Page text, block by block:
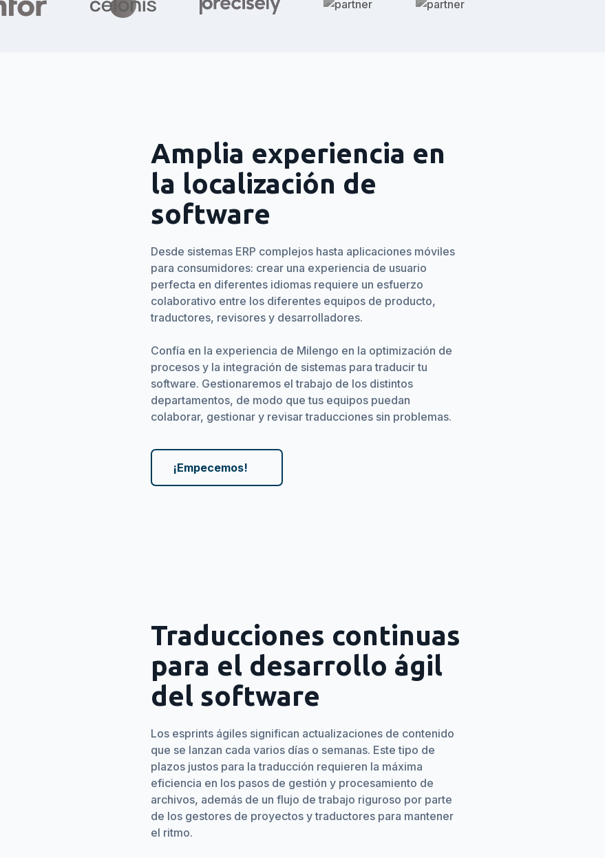
Amplia experiencia en
la localización de
software
Desde sistemas ERP complejos hasta aplicaciones móviles
para consumidores: crear una experiencia de usuario
perfecta en diferentes idiomas requiere un esfuerzo
colaborativo entre los diferentes equipos de producto,
traductores, revisores y desarrolladores.
Confía en la experiencia de Milengo en la optimización de
procesos y la integración de sistemas para traducir tu
software. Gestionaremos el trabajo de los distintos
departamentos, de modo que tus equipos puedan
colaborar, gestionar y revisar traducciones sin problemas.
¡Empecemos!
Traducciones continuas
para el desarrollo ágil
del software
Los esprints ágiles significan actualizaciones de contenido
que se lanzan cada varios días o semanas. Este tipo de
plazos justos para la traducción requieren la máxima
eficiencia en los pasos de gestión y procesamiento de
archivos, además de un flujo de trabajo riguroso por parte
de los gestores de proyectos y traductores para mantener
el ritmo.